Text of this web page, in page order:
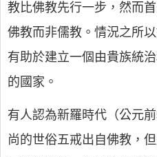
教比佛教先行一步，然而
佛教而非儒教。情況之所
有助於建立一個由貴族統
的國家。
有人認為新羅時代（公元
尚的世俗五戒出自佛教，